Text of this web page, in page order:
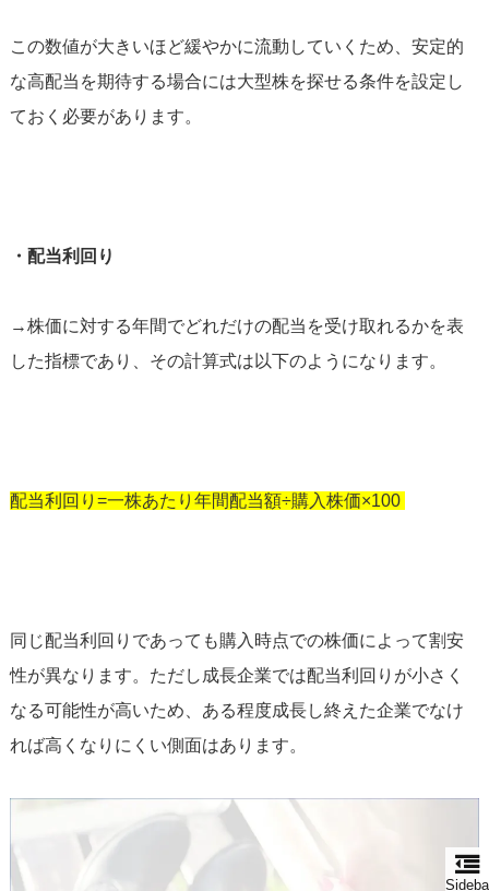
この数値が大きいほど緩やかに流動していくため、安定的
な高配当を期待する場合には大型株を探せる条件を設定し
ておく必要があります。
・配当利回り
→株価に対する年間でどれだけの配当を受け取れるかを表
した指標であり、その計算式は以下のようになります。
配当利回り=一株あたり年間配当額÷購入株価×100
同じ配当利回りであっても購入時点での株価によって割安
性が異なります。ただし成長企業では配当利回りが小さく
なる可能性が高いため、ある程度成長し終えた企業でなけ
れば高くなりにくい側面はあります。